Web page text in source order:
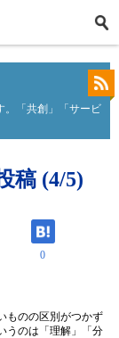
。「共創」「サービ
稿 (4/5)
0
ものの区別がつかず
うのは「理解」「分